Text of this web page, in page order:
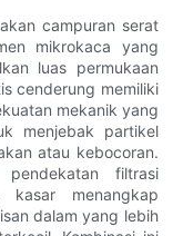
campuran serat
mikrokaca yang
luas permukaan
cenderung memiliki
mekanik yang
menjebak partikel
atau kebocoran.
pendekatan filtrasi
menangkap
dalam yang lebih